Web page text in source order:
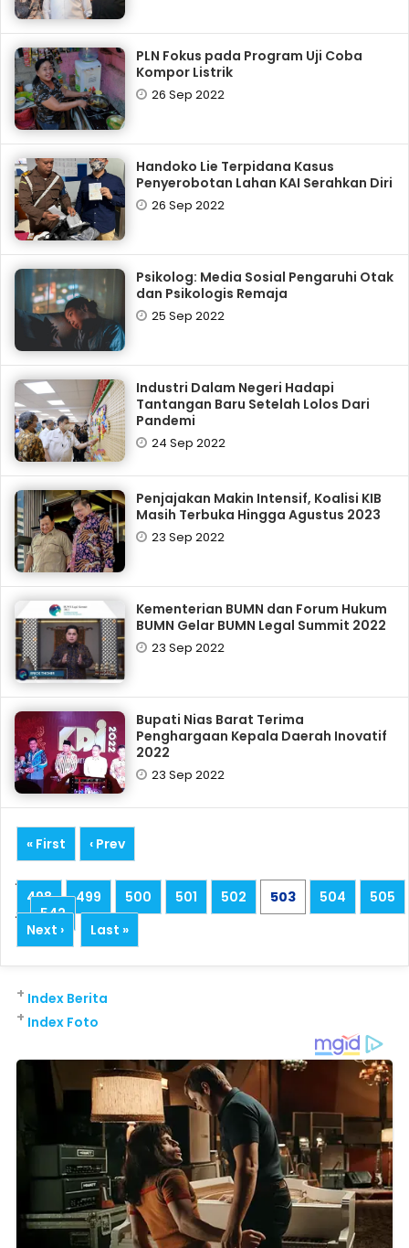
PLN Fokus pada Program Uji Coba
Kompor Listrik
26 Sep 2022
Handoko Lie Terpidana Kasus
Penyerobotan Lahan KAI Serahkan Diri
26 Sep 2022
Psikolog: Media Sosial Pengaruhi Otak
dan Psikologis Remaja
25 Sep 2022
Industri Dalam Negeri Hadapi
Tantangan Baru Setelah Lolos Dari
Pandemi
24 Sep 2022
Penjajakan Makin Intensif, Koalisi KIB
Masih Terbuka Hingga Agustus 2023
23 Sep 2022
Kementerian BUMN dan Forum Hukum
BUMN Gelar BUMN Legal Summit 2022
23 Sep 2022
Bupati Nias Barat Terima
Penghargaan Kepala Daerah Inovatif
2022
23 Sep 2022
« First
‹ Prev
...
498
499 500 501 502 503 504
505
...
542
Next ›
Last »
Index Berita
+
Index Foto
+